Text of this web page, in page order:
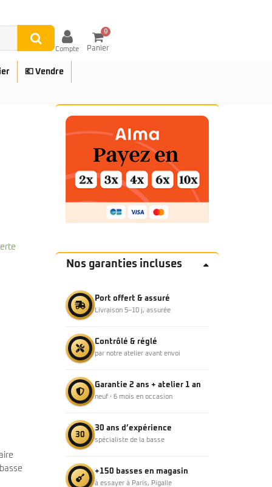
Compte
0
Panier
💶 Vendre
Nos garanties incluses
Port offert & assuré
Livraison 5–10 j, assurée
Contrôlé & réglé
par notre atelier avant envoi
Garantie 2 ans + atelier 1 an
neuf · 6 mois en occasion
30
30 ans d’expérience
spécialiste de la basse
+150 basses en magasin
à essayer à Paris, Pigalle